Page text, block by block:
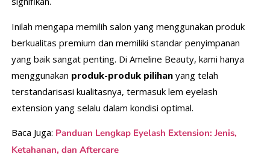
Inilah mengapa memilih salon yang menggunakan produk
berkualitas premium dan memiliki standar penyimpanan
yang baik sangat penting. Di Ameline Beauty, kami hanya
menggunakan produk-produk pilihanyang telah
terstandarisasi kualitasnya, termasuk lem eyelash
extension yang selalu dalam kondisi optimal.
Baca Juga: Panduan Lengkap Eyelash Extension: Jenis,
Ketahanan, dan Aftercare